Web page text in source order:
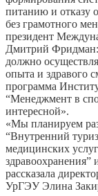
питанию и отказу
без грамотного
президент
Дмитрий Фридман:
должно
опыта и здравого
программа
“Менеджмент в
интересной».
«Мы планируем
“Внутренний
медицинских
рассказала
УрГЭУ Элина